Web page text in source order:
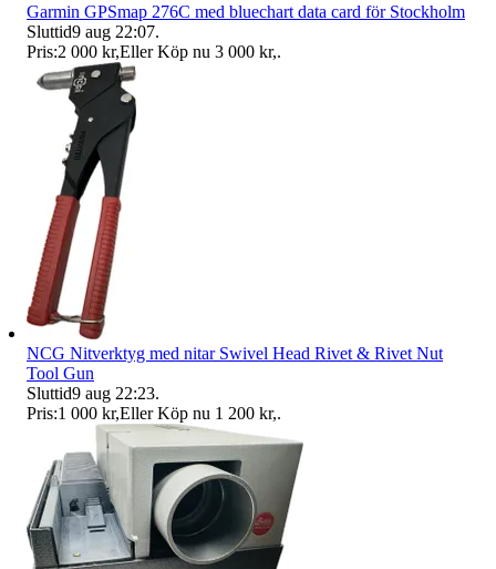
Garmin GPSmap 276C med bluechart data card för Stockholm
Sluttid9 aug 22:07.
Pris:2 000 kr,Eller Köp nu 3 000 kr,.
NCG Nitverktyg med nitar Swivel Head Rivet & Rivet Nut
Tool Gun
Sluttid9 aug 22:23.
Pris:1 000 kr,Eller Köp nu 1 200 kr,.